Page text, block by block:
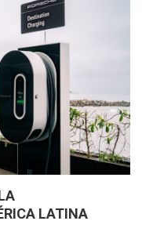
LATINA